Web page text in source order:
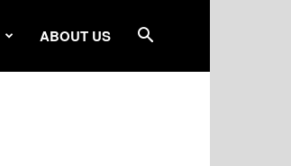
ABOUT US